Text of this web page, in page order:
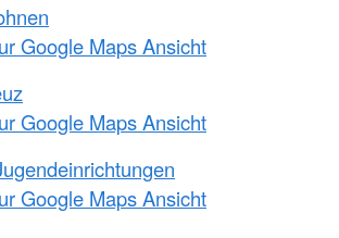
Google Maps Ansicht
Google Maps Ansicht
Google Maps Ansicht